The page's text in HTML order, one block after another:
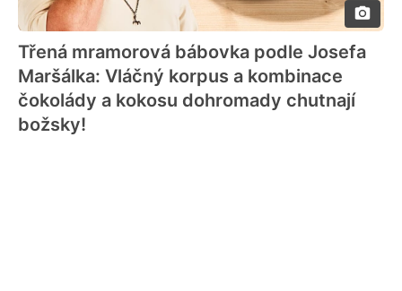
Třená mramorová bábovka podle Josefa
Maršálka: Vláčný korpus a kombinace
čokolády a kokosu dohromady chutnají
božsky!